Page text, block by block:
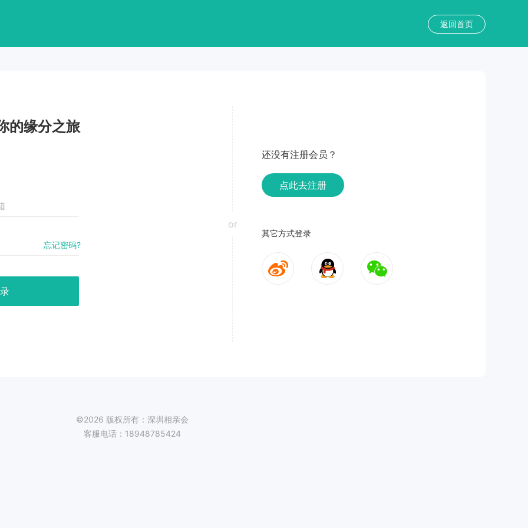
返回首页
的缘分之旅
忘记密码?
or
还没有注册会员？
点此去注册
其它方式登录
©2026 版权所有：深圳相亲会
客服电话：18948785424